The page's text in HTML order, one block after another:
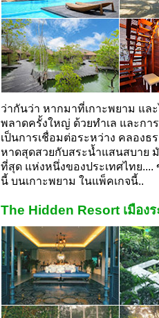
ว่ากันว่า หากมาที่เกาะพยาม แ
พลาดครั้งใหญ่ ด้วยทำเล และกา
เป็นการเชื่อมต่อระหว่าง คลอง
หาดสุดสวยกับสระน้ำแสนสบาย
ที่สุด แห่งหนึ่งของประเทศไทย
นี้ บนเกาะพยาม ในแพ็คเกจนี้..
The Hidden Resort เมือง